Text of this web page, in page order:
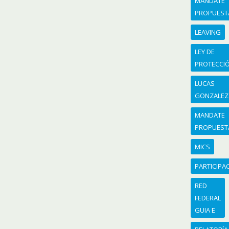
LEAVING
LEY DE
LUCAS
GONZALEZ
MANDATE
MICS
RED
FEDERAL
GUIA E